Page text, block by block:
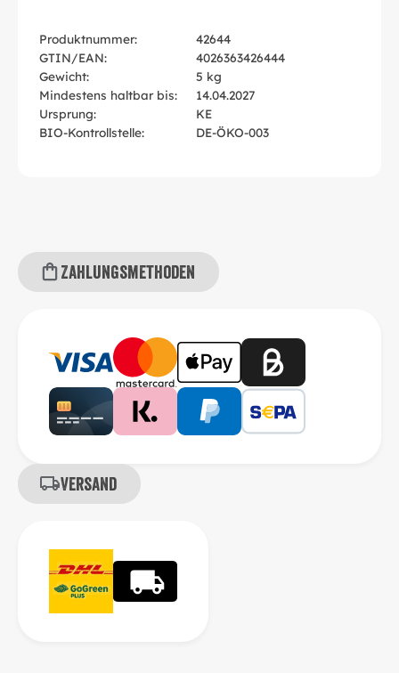
Produktnummer:
42644
GTIN/EAN:
4026363426444
Gewicht:
5 kg
Mindestens haltbar bis:
14.04.2027
Ursprung:
KE
BIO-Kontrollstelle:
DE-ÖKO-003
Zahlungsmethoden
Versand